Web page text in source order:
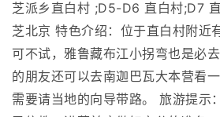
芝派乡直白村 ;D5-D6 直白村;D7
芝北京 特色介绍：位于直白村附近
可不试，雅鲁藏布江小拐弯也是必
的朋友还可以去南迦巴瓦大本营看
需要请当地的向导带路。 旅游提示